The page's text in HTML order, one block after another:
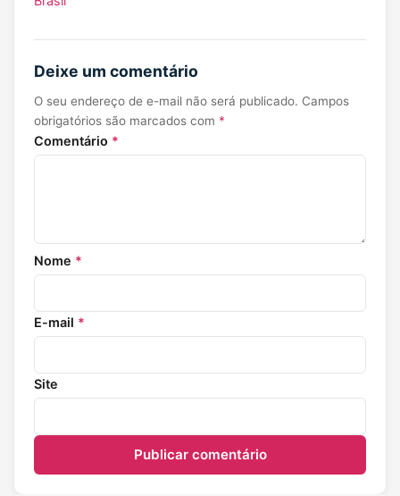
Deixe um comentário
O seu endereço de e-mail não será publicado. Campos
obrigatórios são marcados com *
Comentário *
Nome *
E-mail *
Site